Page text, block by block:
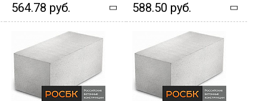
564.78 руб. 588.50 руб.